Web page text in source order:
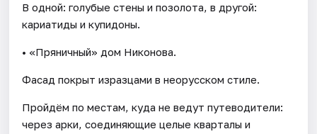
В одной: голубые стены и позолота, в другой:
кариатиды и купидоны.
• «Пряничный» дом Никонова.
Фасад покрыт изразцами в неорусском стиле.
Пройдём по местам, куда не ведут путеводители:
через арки, соединяющие целые кварталы и